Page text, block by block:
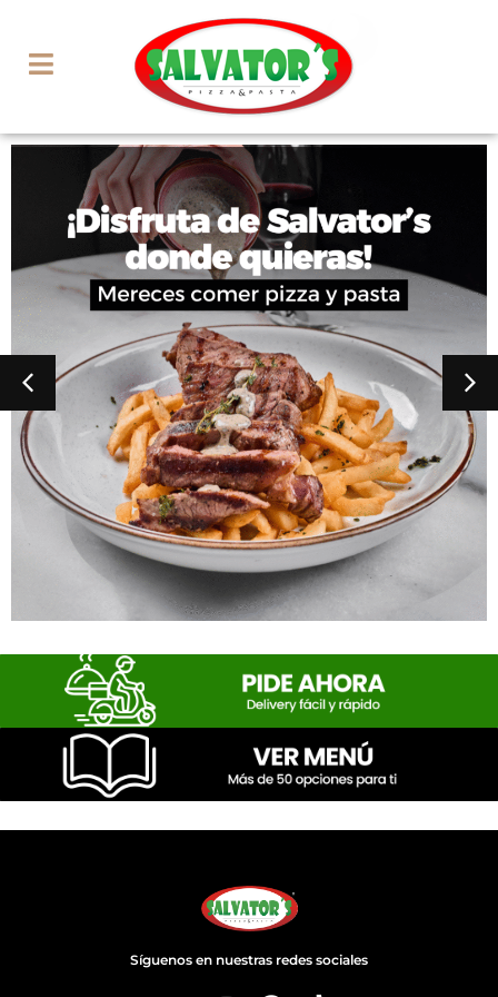
Síguenos en nuestras redes sociales